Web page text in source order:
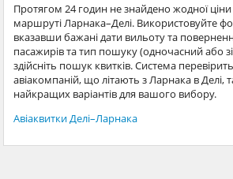
Протягом 24 годин не знайдено жодної ціни
маршруті Ларнака–Делі. Використовуйте
вказавши бажані дати вильоту та
пасажирів та тип пошуку (одночасний або
здійсніть пошук квитків. Система перевірить
авіакомпаній, що літають з Ларнака в Делі,
найкращих варіантів для вашого вибору.
Авіаквитки Делі–Ларнака